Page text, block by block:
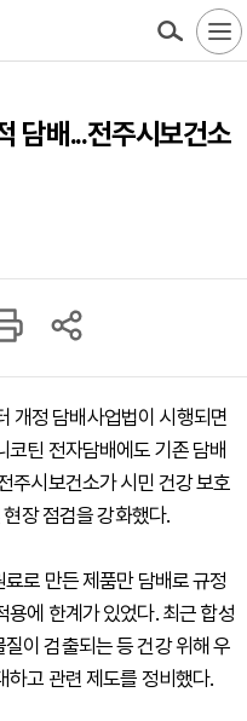
담배...전주시보건소
개정 담배사업법이 시행되면
코틴 전자담배에도 기존 담배
주시보건소가 시민 건강 보호
장 점검을 강화했다.
로 만든 제품만 담배로 규정
에 한계가 있었다. 최근 합성
이 검출되는 등 건강 위해 우
하고 관련 제도를 정비했다.